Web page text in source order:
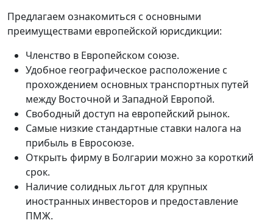
Предлагаем ознакомиться с основными
преимуществами европейской юрисдикции:
Членство в Европейском союзе.
Удобное географическое расположение с
прохождением основных транспортных путей
между Восточной и Западной Европой.
Свободный доступ на европейский рынок.
Самые низкие стандартные ставки налога на
прибыль в Евросоюзе.
Открыть фирму в Болгарии можно за короткий
срок.
Наличие солидных льгот для крупных
иностранных инвесторов и предоставление
ПМЖ.